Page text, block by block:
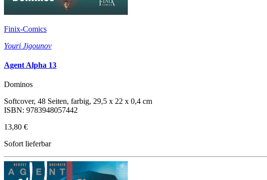
Finix-Comics
Youri Jigounov
Agent Alpha 13
Dominos
Softcover, 48 Seiten, farbig, 29,5 x 22 x 0,4 cm
ISBN: 9783948057442
13,80 €
Sofort lieferbar